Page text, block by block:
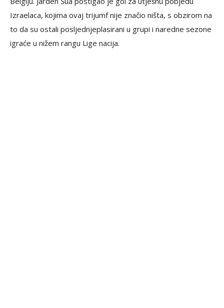
Izraelaca, kojima ovaj trijumf nije značio ništa, s obzirom na
to da su ostali posljednjeplasirani u grupi i naredne sezone
igraće u nižem rangu Lige nacija.